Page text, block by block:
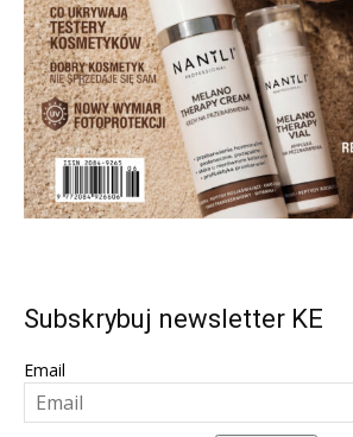
Subskrybuj newsletter KE
Email